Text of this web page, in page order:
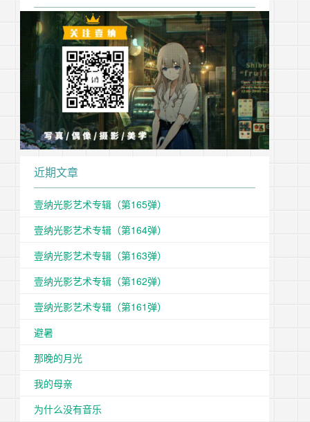
近期文章
壹纳光影艺术专辑（第165弹）
壹纳光影艺术专辑（第164弹）
壹纳光影艺术专辑（第163弹）
壹纳光影艺术专辑（第162弹）
壹纳光影艺术专辑（第161弹）
避暑
那晚的月光
我的母亲
为什么没有音乐